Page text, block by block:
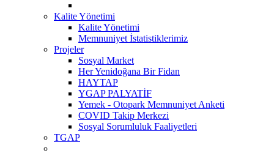
Kalite Yönetimi
Kalite Yönetimi
Memnuniyet İstatistiklerimiz
Projeler
Sosyal Market
Her Yenidoğana Bir Fidan
HAYTAP
YGAP PALYATİF
Yemek - Otopark Memnuniyet Anketi
COVID Takip Merkezi
Sosyal Sorumluluk Faaliyetleri
TGAP